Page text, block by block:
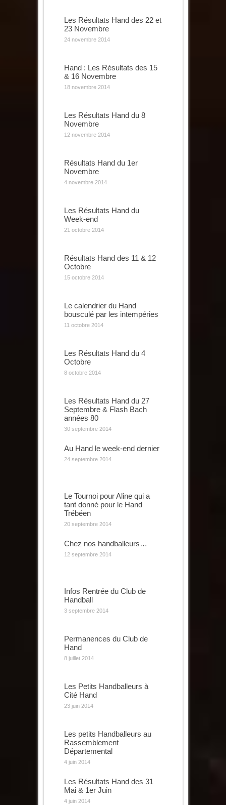
Les Résultats Hand des 22 et
23 Novembre
24 novembre 2014
Hand : Les Résultats des 15
& 16 Novembre
18 novembre 2014
Les Résultats Hand du 8
Novembre
12 novembre 2014
Résultats Hand du 1er
Novembre
4 novembre 2014
Les Résultats Hand du
Week-end
21 octobre 2014
Résultats Hand des 11 & 12
Octobre
15 octobre 2014
Le calendrier du Hand
bousculé par les intempéries
11 octobre 2014
Les Résultats Hand du 4
Octobre
8 octobre 2014
Les Résultats Hand du 27
Septembre & Flash Bach
années 80
30 septembre 2014
Au Hand le week-end dernier
24 septembre 2014
Le Tournoi pour Aline qui a
tant donné pour le Hand
Trébéen
20 septembre 2014
Chez nos handballeurs…
12 septembre 2014
Infos Rentrée du Club de
Handball
3 septembre 2014
Permanences du Club de
Hand
8 juillet 2014
Les Petits Handballeurs à
Cité Hand
23 juin 2014
Les petits Handballeurs au
Rassemblement
Départemental
4 juin 2014
Les Résultats Hand des 31
Mai & 1er Juin
4 juin 2014